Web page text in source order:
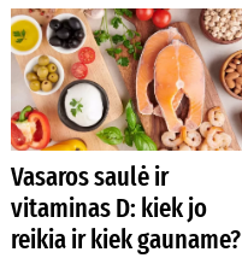
Vasaros saulė ir
vitaminas D: kiek jo
reikia ir kiek gauname?